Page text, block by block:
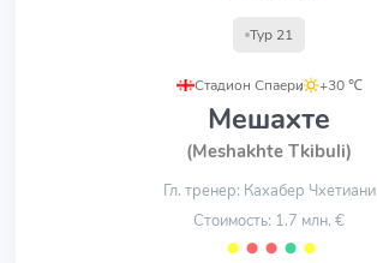
Тур 21
Стадион Спаери
, +30 ℃
Мешахте
(Meshakhte Tkibuli)
Гл. тренер: Кахабер Чхетиани
Стоимость: 1.7 млн. €
⬤ ⬤ ⬤ ⬤ ⬤